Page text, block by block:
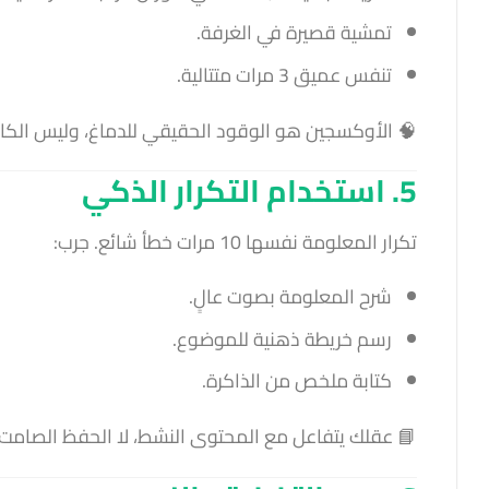
تمشية قصيرة في الغرفة.
تنفس عميق 3 مرات متتالية.
🧠 الأوكسجين هو الوقود الحقيقي للدماغ، وليس
5. استخدام التكرار الذكي
تكرار المعلومة نفسها 10 مرات خطأ شائع. جرب:
شرح المعلومة بصوت عالٍ.
رسم خريطة ذهنية للموضوع.
كتابة ملخص من الذاكرة.
📘 عقلك يتفاعل مع المحتوى النشط، لا الحفظ